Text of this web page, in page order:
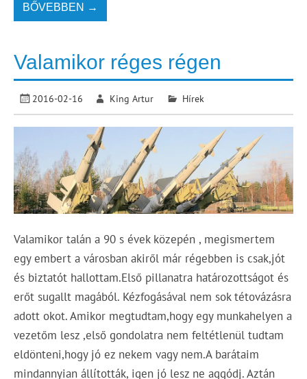
BŐVEBBEN →
Valamikor réges régen
2016-02-16 King Artur Hírek
Valamikor talán a 90 s évek közepén , megismertem
egy embert a városban akiről már régebben is csak,jót
és biztatót hallottam.Első pillanatra határozottságot és
erőt sugallt magából. Kézfogásával nem sok tétovázásra
adott okot. Amikor megtudtam,hogy egy munkahelyen a
vezetőm lesz ,első gondolatra nem feltétlenül tudtam
eldönteni,hogy jó ez nekem vagy nem.A barátaim
mindannyian állították, igen jó lesz ne aggódj. Aztán